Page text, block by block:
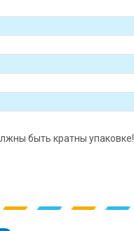
быть кратны упаковке!